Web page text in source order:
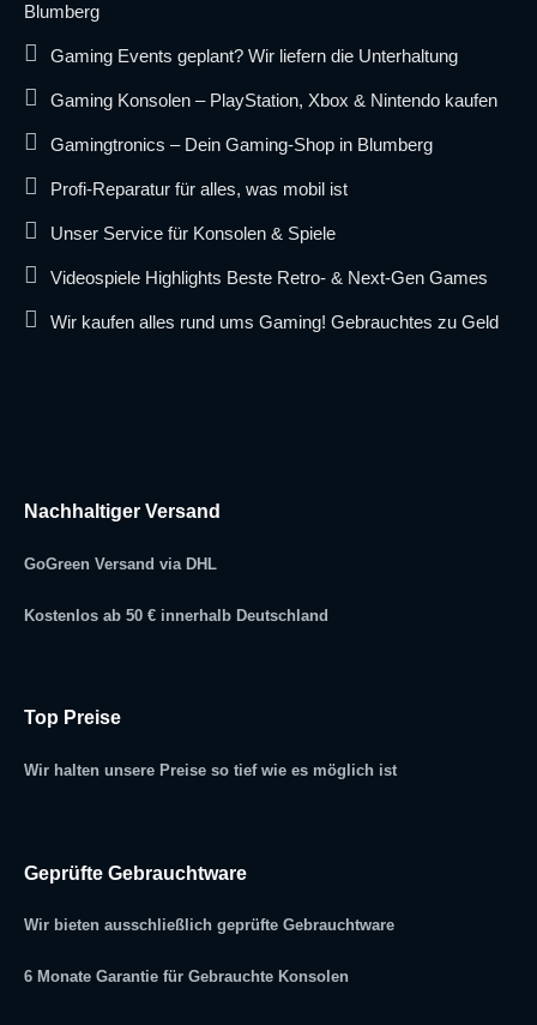
Blumberg
Gaming Events geplant? Wir liefern die Unterhaltung
Gaming Konsolen – PlayStation, Xbox & Nintendo kaufen
Gamingtronics – Dein Gaming-Shop in Blumberg
Profi-Reparatur für alles, was mobil ist
Unser Service für Konsolen & Spiele
Videospiele Highlights Beste Retro- & Next-Gen Games
Wir kaufen alles rund ums Gaming! Gebrauchtes zu Geld
Nachhaltiger Versand
GoGreen Versand via DHL
Kostenlos ab 50 € innerhalb Deutschland
Top Preise
Wir halten unsere Preise so tief wie es möglich ist
Geprüfte Gebrauchtware
Wir bieten ausschließlich geprüfte Gebrauchtware
6 Monate Garantie für Gebrauchte Konsolen